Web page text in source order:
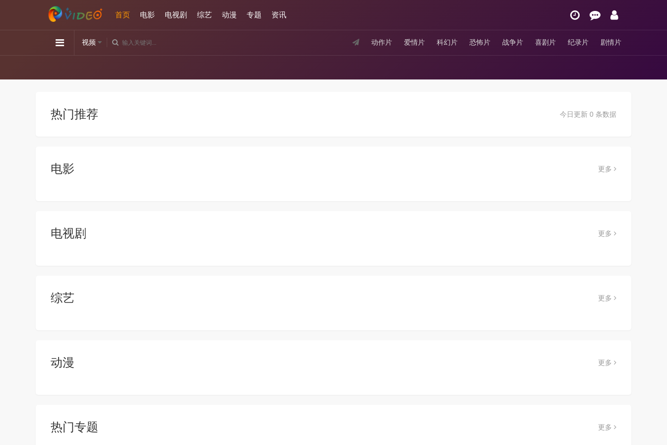
首页 电影 电视剧 综艺 动漫 专题 资讯
动作片 爱情片 科幻片 恐怖片 战争片 喜剧片 纪录片 剧情片
视频
今日更新 0 条数据
热门推荐
电影 更多
电视剧 更多
综艺 更多
动漫 更多
热门专题 更多